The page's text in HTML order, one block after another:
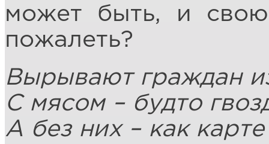
может быть, и
пожалеть?
Вырывают граждан
С мясом – будто
А без них – как